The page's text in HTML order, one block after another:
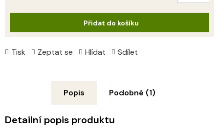
Tisk Zeptat se Hlídat Sdílet
Přidat do košíku
Popis Podobné (1)
Detailní popis produktu